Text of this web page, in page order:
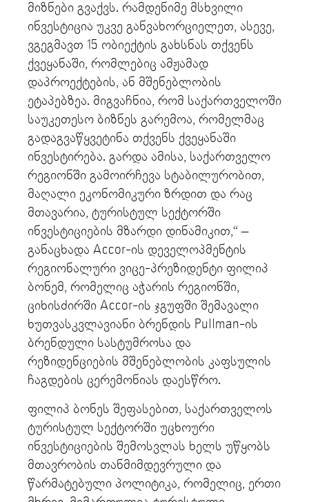
მიზნები გვაქვს. რამდენიმე მსხვილი
ინვესტიცია უკვე განვახორციელეთ, ასევე,
ვგეგმავთ 15 ობიექტის გახსნას თქვენს
ქვეყანაში, რომლებიც ამჟამად
დაპროექტების, ან მშენებლობის
ეტაპებზეა. მიგვაჩნია, რომ საქართველოში
საუკეთესო ბიზნეს გარემოა, რომელმაც
გადაგვაწყვეტინა თქვენს ქვეყანაში
ინვესტირება. გარდა ამისა, საქართველო
რეგიონში გამოირჩევა სტაბილურობით,
მაღალი ეკონომიკური ზრდით და რაც
მთავარია, ტურისტულ სექტორში
ინვესტიციების მზარდი დინამიკით,“ –
განაცხადა Accor-ის დეველოპმენტის
რეგიონალური ვიცე-პრეზიდენტი ფილიპ
ბონემ, რომელიც აჭარის რეგიონში,
ციხისძირში Accor-ის ჯგუფში შემავალი
ხუთვასკვლავიანი ბრენდის Pullman-ის
ბრენდული სასტუმროსა და
რეზიდენციების მშენებლობის კაფსულის
ჩაგდების ცერემონიას დაესწრო.
ფილიპ ბონეს შეფასებით, საქართველოს
ტურისტულ სექტორში უცხოური
ინვესტიციების შემოსვლას ხელს უწყობს
მთავრობის თანმიმდევრული და
წარმატებული პოლიტიკა, რომელიც, ერთი